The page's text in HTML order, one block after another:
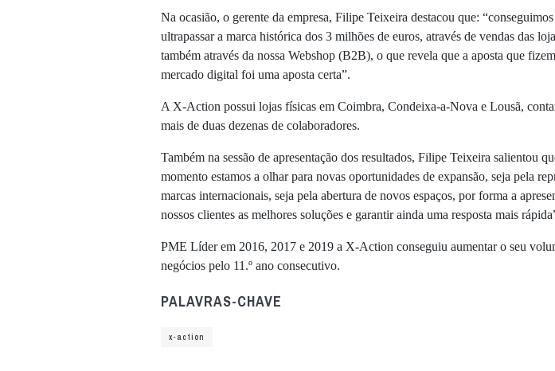
Na ocasião, o gerente da empresa, Filipe Teixeira destacou que:
ultrapassar a marca histórica dos 3 milhões de euros, através de vendas das
também através da nossa Webshop (B2B), o que revela que a aposta que
mercado digital foi uma aposta certa”.
A X-Action possui lojas físicas em Coimbra, Condeixa-a-Nova e Lousã,
mais de duas dezenas de colaboradores.
Também na sessão de apresentação dos resultados, Filipe Teixeira salientou
momento estamos a olhar para novas oportunidades de expansão, seja pela
marcas internacionais, seja pela abertura de novos espaços, por forma a
nossos clientes as melhores soluções e garantir ainda uma resposta mais
PME Líder em 2016, 2017 e 2019 a X-Action conseguiu aumentar o seu
negócios pelo 11.º ano consecutivo.
PALAVRAS-CHAVE
x-action